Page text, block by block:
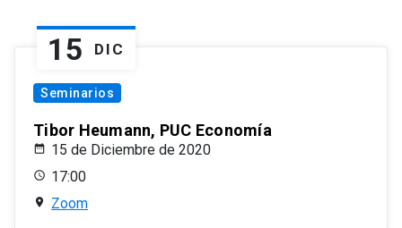
15 DIC
Seminarios
Tibor Heumann, PUC Economía
15 de Diciembre de 2020
17:00
Zoom